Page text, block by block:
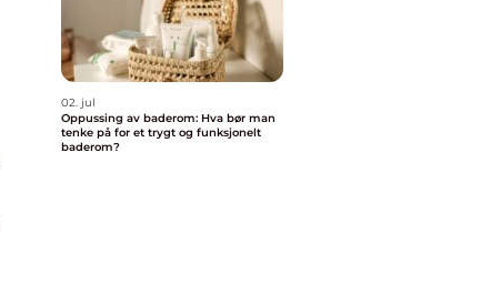
02. jul
Oppussing av baderom: Hva bør man
tenke på for et trygt og funksjonelt
baderom?